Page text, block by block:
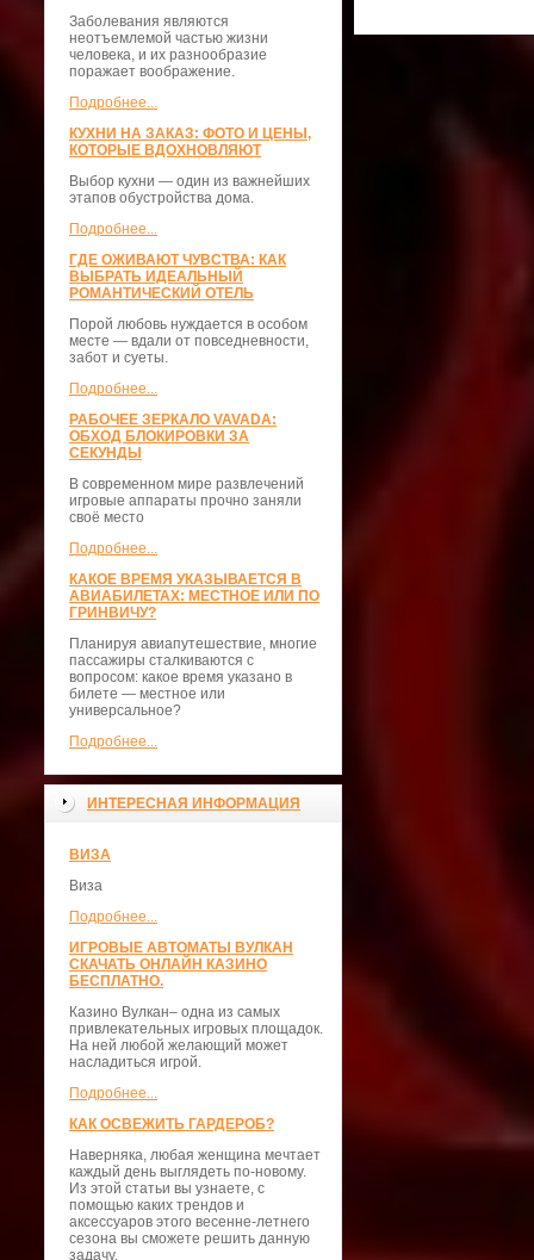
Заболевания являются
неотъемлемой частью жизни
человека, и их разнообразие
поражает воображение.
Подробнее...
КУХНИ НА ЗАКАЗ: ФОТО И ЦЕНЫ,
КОТОРЫЕ ВДОХНОВЛЯЮТ
Выбор кухни — один из важнейших
этапов обустройства дома.
Подробнее...
ГДЕ ОЖИВАЮТ ЧУВСТВА: КАК
ВЫБРАТЬ ИДЕАЛЬНЫЙ
РОМАНТИЧЕСКИЙ ОТЕЛЬ
Порой любовь нуждается в особом
месте — вдали от повседневности,
забот и суеты.
Подробнее...
РАБОЧЕЕ ЗЕРКАЛО VAVADA:
ОБХОД БЛОКИРОВКИ ЗА
СЕКУНДЫ
В современном мире развлечений
игровые аппараты прочно заняли
своё место
Подробнее...
КАКОЕ ВРЕМЯ УКАЗЫВАЕТСЯ В
АВИАБИЛЕТАХ: МЕСТНОЕ ИЛИ ПО
ГРИНВИЧУ?
Планируя авиапутешествие, многие
пассажиры сталкиваются с
вопросом: какое время указано в
билете — местное или
универсальное?
Подробнее...
ИНТЕРЕСНАЯ ИНФОРМАЦИЯ
ВИЗА
Виза
Подробнее...
ИГРОВЫЕ АВТОМАТЫ ВУЛКАН
СКАЧАТЬ ОНЛАЙН КАЗИНО
БЕСПЛАТНО.
Казино Вулкан– одна из самых
привлекательных игровых площадок.
На ней любой желающий может
насладиться игрой.
Подробнее...
КАК ОСВЕЖИТЬ ГАРДЕРОБ?
Наверняка, любая женщина мечтает
каждый день выглядеть по-новому.
Из этой статьи вы узнаете, с
помощью каких трендов и
аксессуаров этого весенне-летнего
сезона вы сможете решить данную
задачу.